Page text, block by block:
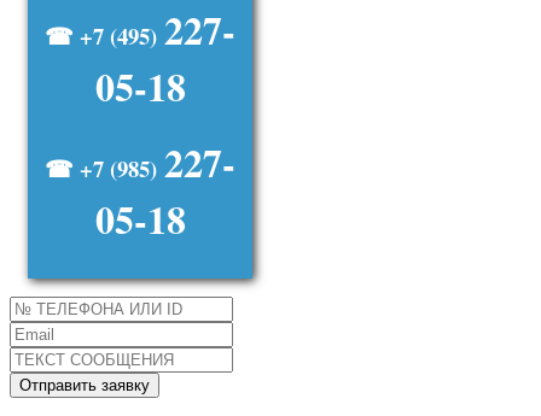
☎ +7 (495) 227-
05-18
☎ +7 (985) 227-
05-18